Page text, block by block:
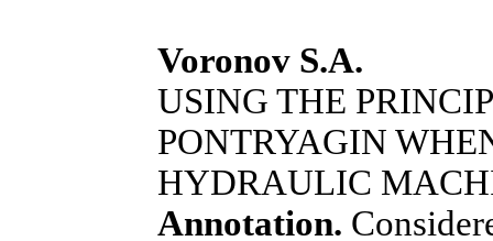
Voronov S.A.
USING THE
PONTRYAGIN
HYDRAULIC
Annotation.